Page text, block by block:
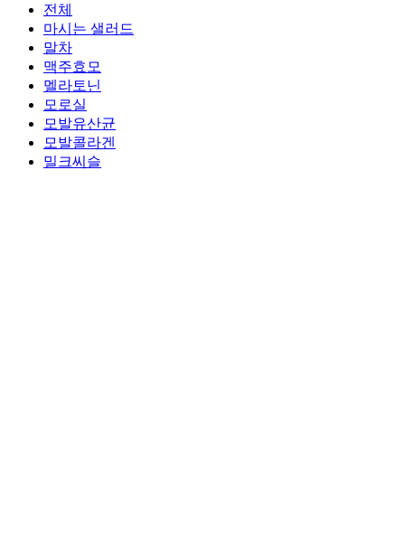
전체
마시는 샐러드
말차
맥주효모
멜라토닌
모로실
모발유산균
모발콜라겐
밀크씨슬